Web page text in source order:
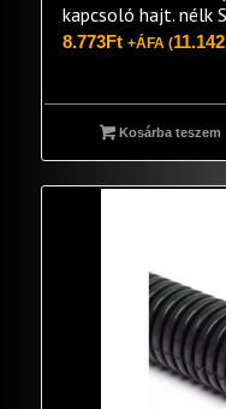
kapcsoló hajt. nélk
8.773Ft +ÁFA (11.142
Kosárba teszem